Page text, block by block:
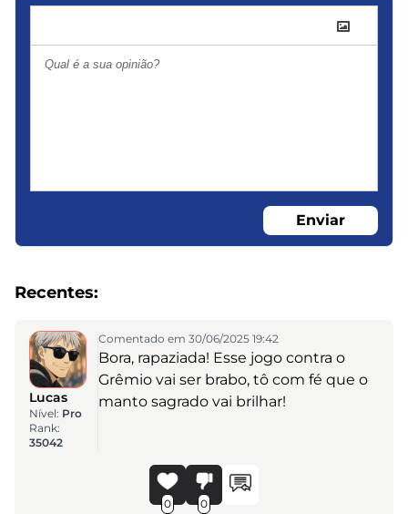
Enviar
Recentes:
Lucas
Nível: Pro
Rank:
35042
Comentado em 30/06/2025 19:42
Bora, rapaziada! Esse jogo contra o
Grêmio vai ser brabo, tô com fé que o
manto sagrado vai brilhar!
0 0